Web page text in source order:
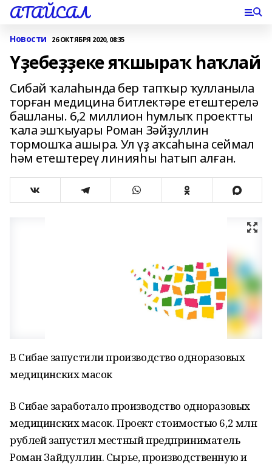
АТАЙСАЛ
Новости 26 ОКТЯБРЯ 2020, 08:35
Үҙебеҙҙеке яҡшыраҡ һаҡлай
Сибай ҡалаһында бер тапҡыр ҡулланыла
торған медицина битлектәре етештерелә
башланы. 6,2 миллион һумлыҡ проектты
ҡала эшҡыуары Роман Зәйҙуллин
тормошҡа ашыра. Ул үҙ аҡсаһына сеймал
һәм етештереү линияһы һатып алған.
В Сибае запустили производство одноразовых
медицинских масок
В Сибае заработало производство одноразовых
медицинских масок. Проект стоимостью 6,2 млн
рублей запустил местный предприниматель
Роман Зайдуллин. Сырье, производственную и